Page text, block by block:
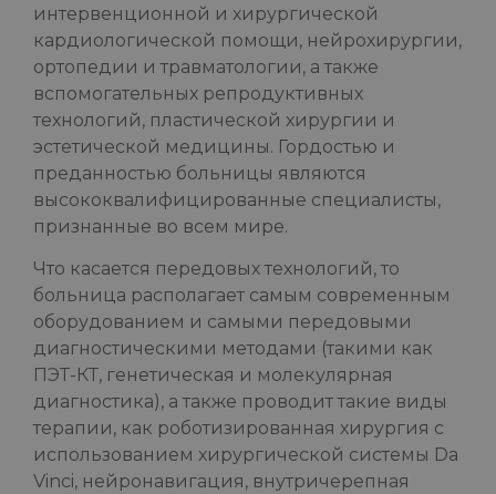
интервенционной и хирургической
кардиологической помощи, нейрохирургии,
ортопедии и травматологии, а также
вспомогательных репродуктивных
технологий, пластической хирургии и
эстетической медицины. Гордостью и
преданностью больницы являются
высококвалифицированные специалисты,
признанные во всем мире.
Что касается передовых технологий, то
больница располагает самым современным
оборудованием и самыми передовыми
диагностическими методами (такими как
ПЭТ-КТ, генетическая и молекулярная
диагностика), а также проводит такие виды
терапии, как роботизированная хирургия с
использованием хирургической системы Da
Vinci, нейронавигация, внутричерепная